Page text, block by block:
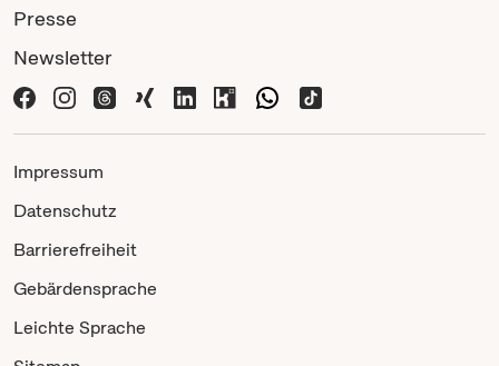
Presse
Newsletter
Impressum
Datenschutz
Barrierefreiheit
Gebärdensprache
Leichte Sprache